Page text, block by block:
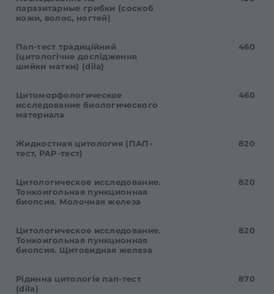
паразитарные грибки (соскоб
кожи, волос, ногтей)
Пап-тест традиційний
(цитологічне дослідження
шийки матки) (dila)
460
Цитоморфологическое
исследование биологического
материала
460
Жидкостная цитология (ПАП-
тест, PAP-тест)
820
Цитологическое исследование.
Тонкоигольная пункционная
биопсия. Молочная железа
820
Цитологическое исследование.
Тонкоигольная пункционная
биопсия. Щитовидная железа
820
Рідинна цитологія пап-тест
(dila)
870